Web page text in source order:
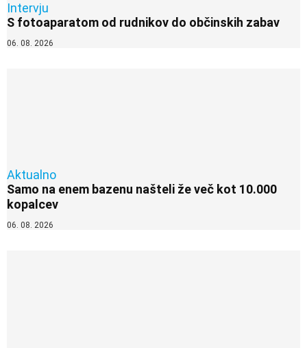
Intervju
S fotoaparatom od rudnikov do občinskih zabav
06. 08. 2026
Aktualno
Samo na enem bazenu našteli že več kot 10.000
kopalcev
06. 08. 2026